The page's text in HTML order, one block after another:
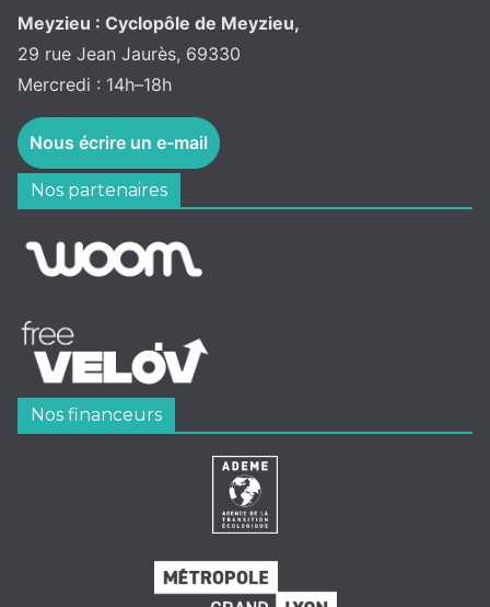
Meyzieu : Cyclopôle de Meyzieu,
29 rue Jean Jaurès, 69330
Mercredi : 14h–18h
Nous écrire un e-mail
Nos partenaires
Nos financeurs